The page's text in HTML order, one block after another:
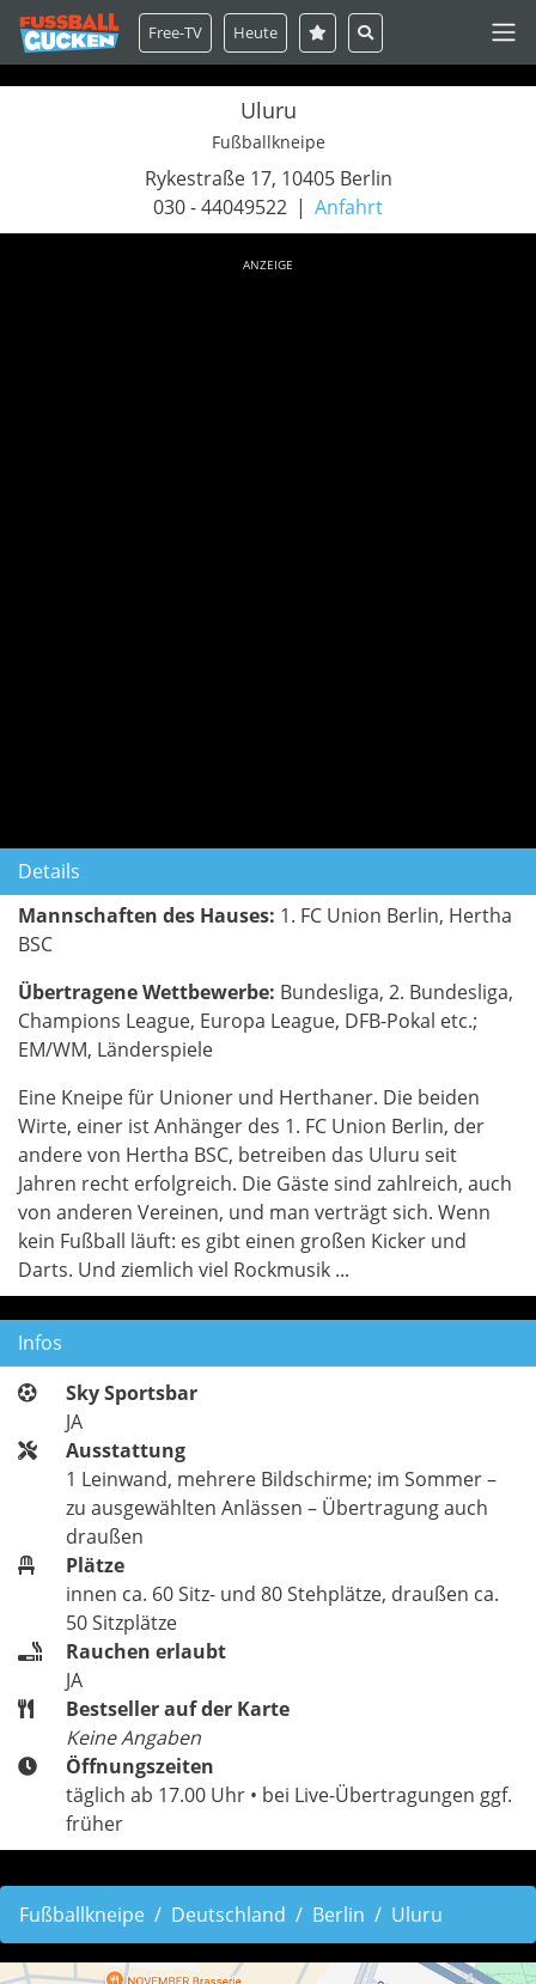
Free-TV Heute
Uluru
Fußballkneipe
Rykestraße 17, 10405 Berlin
030 - 44049522
Anfahrt
ANZEIGE
Details
Mannschaften des Hauses: 1. FC Union Berlin, Hertha
BSC
Übertragene Wettbewerbe: Bundesliga, 2. Bundesliga,
Champions League, Europa League, DFB-Pokal etc.;
EM/WM, Länderspiele
Eine Kneipe für Unioner und Herthaner. Die beiden
Wirte, einer ist Anhänger des 1. FC Union Berlin, der
andere von Hertha BSC, betreiben das Uluru seit
Jahren recht erfolgreich. Die Gäste sind zahlreich, auch
von anderen Vereinen, und man verträgt sich. Wenn
kein Fußball läuft: es gibt einen großen Kicker und
Darts. Und ziemlich viel Rockmusik ...
Infos
Sky Sportsbar
JA
Ausstattung
1 Leinwand, mehrere Bildschirme; im Sommer –
zu ausgewählten Anlässen – Übertragung auch
draußen
Plätze
innen ca. 60 Sitz- und 80 Stehplätze, draußen ca.
50 Sitzplätze
Rauchen erlaubt
JA
Bestseller auf der Karte
Keine Angaben
Öffnungszeiten
täglich ab 17.00 Uhr • bei Live-Übertragungen ggf.
früher
Fußballkneipe Deutschland Berlin Uluru